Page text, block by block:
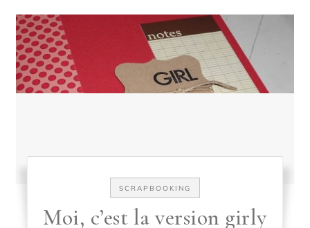
SCRAPBOOKING
Moi, c’est la version girly